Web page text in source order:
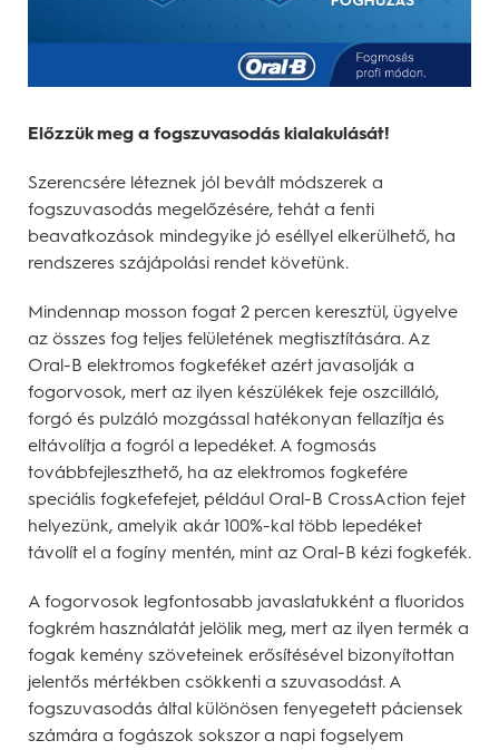
Előzzük meg a fogszuvasodás kialakulását!
Szerencsére léteznek jól bevált módszerek a
fogszuvasodás megelőzésére, tehát a fenti
beavatkozások mindegyike jó eséllyel elkerülhető, ha
rendszeres szájápolási rendet követünk.
Mindennap mosson fogat 2 percen keresztül, ügyelve
az összes fog teljes felületének megtisztítására. Az
Oral-B elektromos fogkeféket azért javasolják a
fogorvosok, mert az ilyen készülékek feje oszcilláló,
forgó és pulzáló mozgással hatékonyan fellazítja és
eltávolítja a fogról a lepedéket. A fogmosás
továbbfejleszthető, ha az elektromos fogkefére
speciális fogkefefejet, például Oral-B CrossAction fejet
helyezünk, amelyik akár 100%-kal több lepedéket
távolít el a fogíny mentén, mint az Oral-B kézi fogkefék.
A fogorvosok legfontosabb javaslatukként a fluoridos
fogkrém használatát jelölik meg, mert az ilyen termék a
fogak kemény szöveteinek erősítésével bizonyítottan
jelentős mértékben csökkenti a szuvasodást. A
fogszuvasodás által különösen fenyegetett páciensek
számára a fogászok sokszor a napi fogselyem